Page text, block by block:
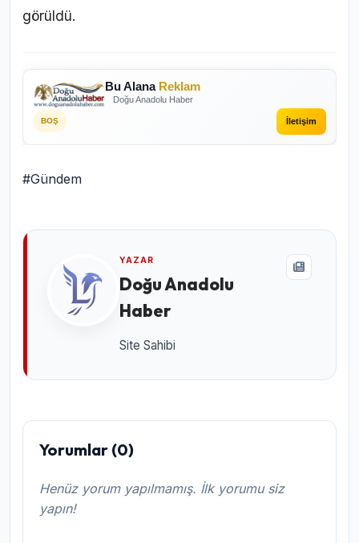
görüldü.
Bu Alana Reklam
Doğu Anadolu Haber
BOŞ İletişim
#Gündem
YAZAR
Doğu Anadolu
Haber
Site Sahibi
Yorumlar (0)
Henüz yorum yapılmamış. İlk yorumu siz
yapın!